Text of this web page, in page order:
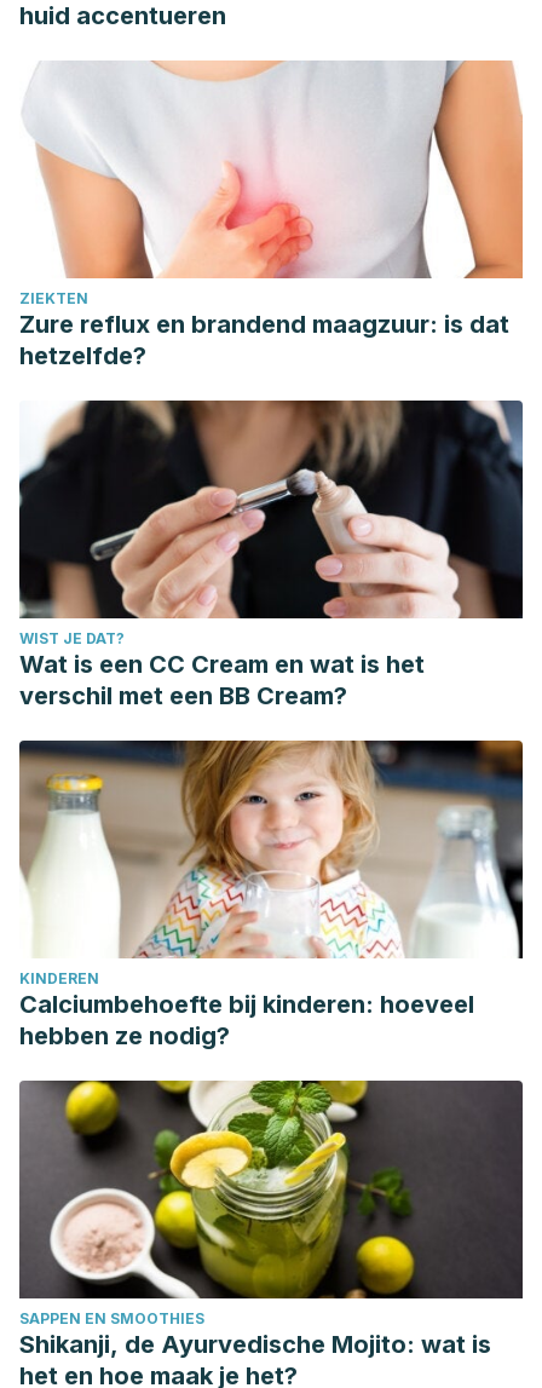
huid accentueren
ZIEKTEN
Zure reflux en brandend maagzuur: is dat
hetzelfde?
WIST JE DAT?
Wat is een CC Cream en wat is het
verschil met een BB Cream?
KINDEREN
Calciumbehoefte bij kinderen: hoeveel
hebben ze nodig?
SAPPEN EN SMOOTHIES
Shikanji, de Ayurvedische Mojito: wat is
het en hoe maak je het?